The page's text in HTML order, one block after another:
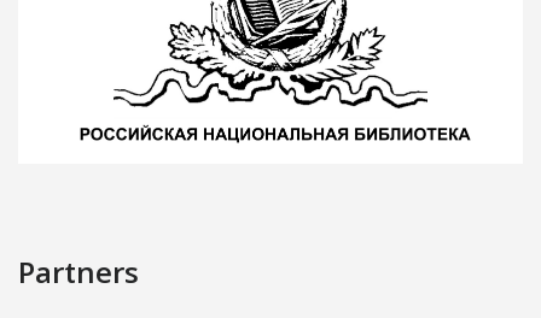
Partners